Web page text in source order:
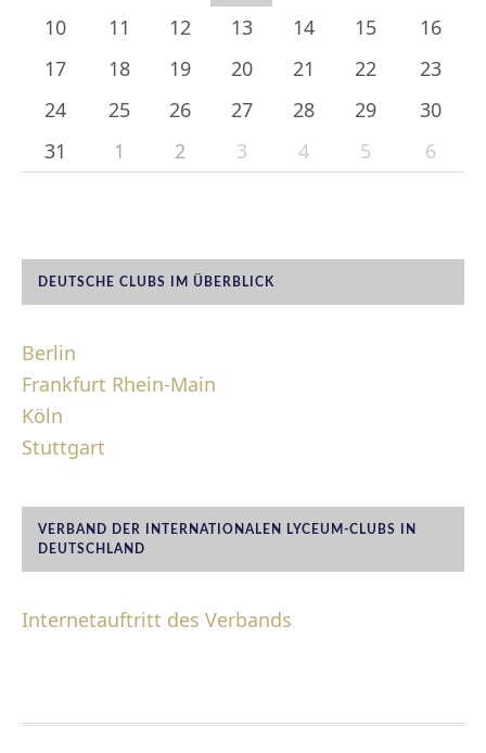
10
11 12 13 14 15
16
17
18 19 20 21 22
23
24
25 26 27 28 29
30
31
1 2 3 4 5 6
DEUTSCHE CLUBS IM ÜBERBLICK
Berlin
Frankfurt Rhein-Main
Köln
Stuttgart
VERBAND DER INTERNATIONALEN LYCEUM-CLUBS IN
DEUTSCHLAND
Internetauftritt des Verbands